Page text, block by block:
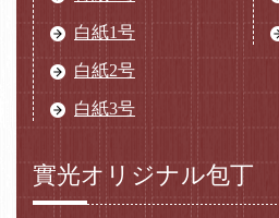
白紙1号
白紙2号
白紙3号
實光オリジナル包丁